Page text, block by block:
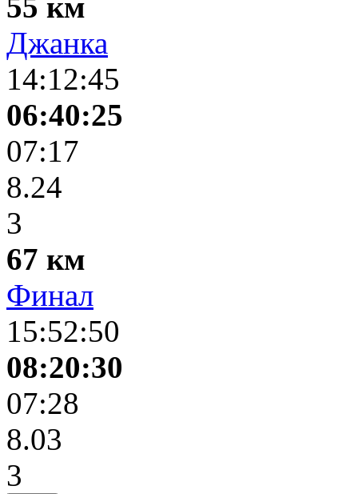
55 км
Джанка
14:12:45
06:40:25
07:17
8.24
3
67 км
Финал
15:52:50
08:20:30
07:28
8.03
3